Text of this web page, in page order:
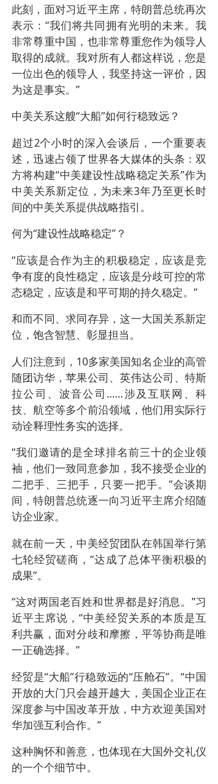
此刻，面对习近平主席，特朗普总统再次
表示：“我们将共同拥有光明的未来。我
非常尊重中国，也非常尊重您作为领导人
取得的成就。我对所有人都这样说，您是
一位出色的领导人，我坚持这一评价，因
为这是事实。”
中美关系这艘“大船”如何行稳致远？
超过2个小时的深入会谈后，一个重要表
述，迅速占领了世界各大媒体的头条：双
方将构建“中美建设性战略稳定关系”作为
中美关系新定位，为未来3年乃至更长时
间的中美关系提供战略指引。
何为“建设性战略稳定”？
“应该是合作为主的积极稳定，应该是竞
争有度的良性稳定，应该是分歧可控的常
态稳定，应该是和平可期的持久稳定。”
和而不同、求同存异，这一大国关系新定
位，饱含智慧、彰显担当。
人们注意到，10多家美国知名企业的高管
随团访华，苹果公司、英伟达公司、特斯
拉公司、波音公司……涉及互联网、科
技、航空等多个前沿领域，他们用实际行
动诠释理性务实的选择。
“我们邀请的是全球排名前三十的企业领
袖，他们一致同意参加，我不接受企业的
二把手、三把手，只要一把手。”会谈期
间，特朗普总统逐一向习近平主席介绍随
访企业家。
就在前一天，中美经贸团队在韩国举行第
七轮经贸磋商，“达成了总体平衡积极的
成果”。
“这对两国老百姓和世界都是好消息。”习
近平主席说，“中美经贸关系的本质是互
利共赢，面对分歧和摩擦，平等协商是唯
一正确选择。”
经贸是“大船”行稳致远的“压舱石”。“中国
开放的大门只会越开越大，美国企业正在
深度参与中国改革开放，中方欢迎美国对
华加强互利合作。”
这种胸怀和善意，也体现在大国外交礼仪
的一个个细节中。